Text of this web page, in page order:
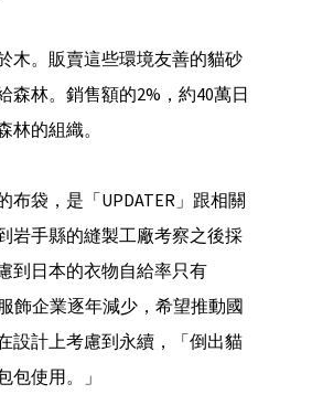
木。販賣這些環境友善的貓砂
森林。銷售額的2%，約40萬日
林的組織。
布袋，是「UPDATER」跟相關
岩手縣的縫製工廠考察之後採
到日本的衣物自給率只有
飾企業逐年減少，希望推動國
設計上考慮到永續，「倒出貓
包使用。」